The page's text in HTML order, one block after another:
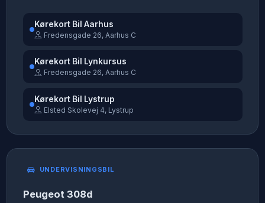
Kørekort Bil Aarhus
Fredensgade 26, Aarhus C
Kørekort Bil Lynkursus
Fredensgade 26, Aarhus C
Kørekort Bil Lystrup
Elsted Skolevej 4, Lystrup
UNDERVISNINGSBIL
Peugeot 308d